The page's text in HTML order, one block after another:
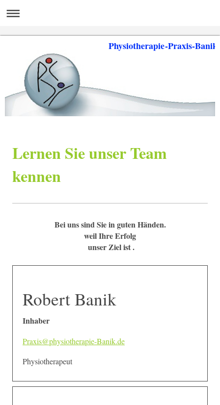
Physiotherapie-Praxis-Banik
Lernen Sie unser Team
kennen
Bei uns sind Sie in guten Händen.
weil Ihre Erfolg
unser Ziel ist .
Robert Banik
Inhaber
Praxis@physiotherapie-Banik.de
Physiotherapeut